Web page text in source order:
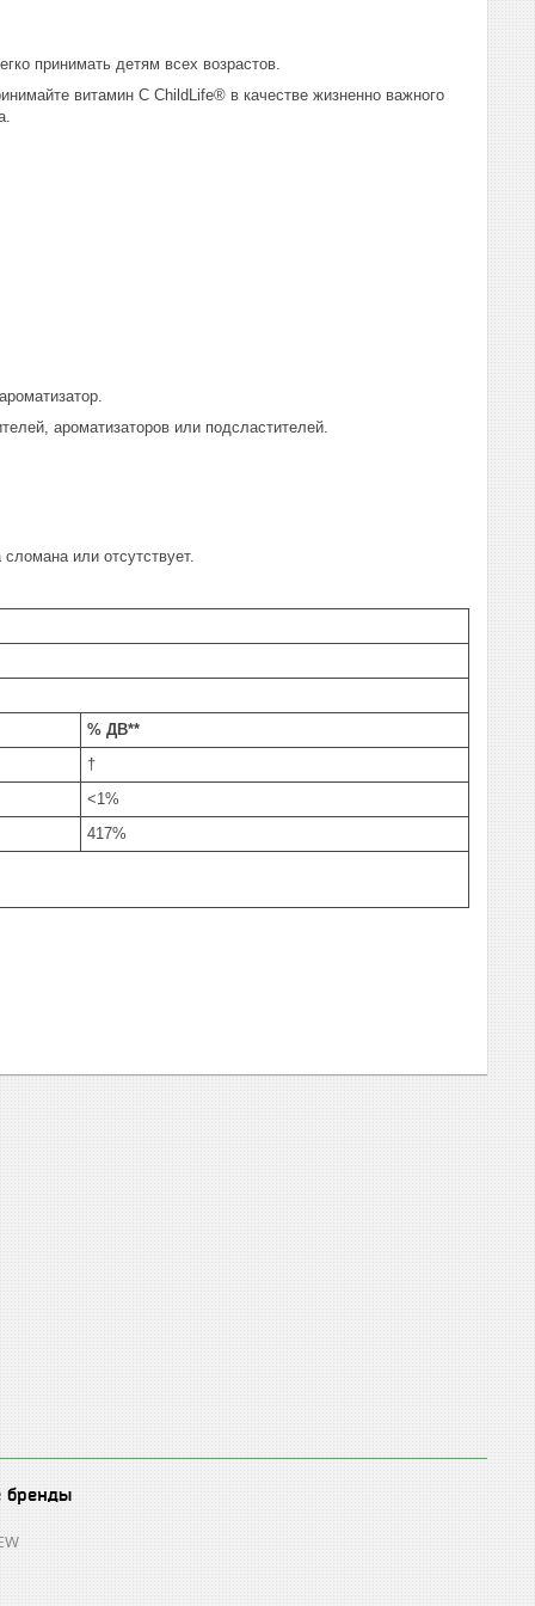
принимать детям всех возрастов.
витамин С ChildLife® в качестве жизненно важного
ароматизаторов или подсластителей.
или отсутствует.
% ДВ**
†
<1%
417%
бренды